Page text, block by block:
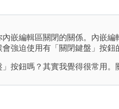
嵌編輯區關閉的關係。內嵌
強迫使用有「關閉鍵盤」按
按鈕嗎？其實我覺得很常用